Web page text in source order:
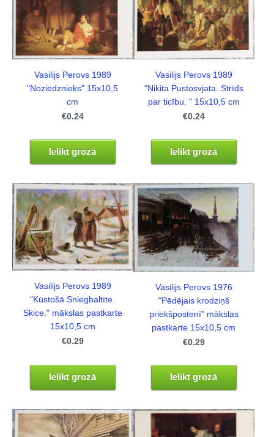
Vasilijs Perovs 1989
"Noziedznieks" 15x10,5
cm
€0.24
Ielikt grozā
Vasilijs Perovs 1989
“Ņikita Pustosvjata. Strīds
par ticību. " 15x10,5 cm
€0.24
Ielikt grozā
Vasilijs Perovs 1989
“Kūstošā Sniegbaltīte.
Skice." mākslas pastkarte
15x10,5 cm
€0.29
Ielikt grozā
Vasilijs Perovs 1976
"Pēdējais krodziņš
priekšpostenī" mākslas
pastkarte 15x10,5 cm
€0.29
Ielikt grozā